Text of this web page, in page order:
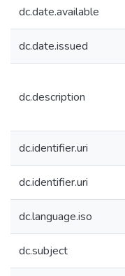
dc.date.available
dc.date.issued
dc.description
dc.identifier.uri
dc.identifier.uri
dc.language.iso
dc.subject